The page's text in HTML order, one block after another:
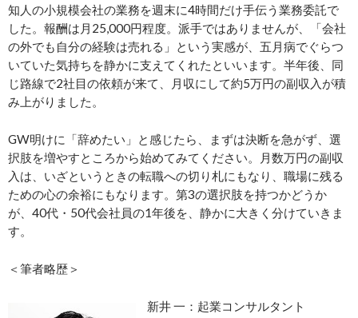
知人の小規模会社の業務を週末に4時間だけ手伝う業務委託で
した。報酬は月25,000円程度。派手ではありませんが、「会社
の外でも自分の経験は売れる」という実感が、五月病でぐらつ
いていた気持ちを静かに支えてくれたといいます。半年後、同
じ路線で2社目の依頼が来て、月収にして約5万円の副収入が積
み上がりました。
GW明けに「辞めたい」と感じたら、まずは決断を急がず、選
択肢を増やすところから始めてみてください。月数万円の副収
入は、いざというときの転職への切り札にもなり、職場に残る
ための心の余裕にもなります。第3の選択肢を持つかどうか
が、40代・50代会社員の1年後を、静かに大きく分けていきま
す。
＜筆者略歴＞
新井 一：起業コンサルタント